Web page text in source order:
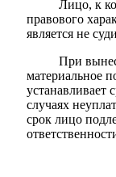
Лицо, к
правового
является не
При
материальное
устанавливает
случаях
срок лицо